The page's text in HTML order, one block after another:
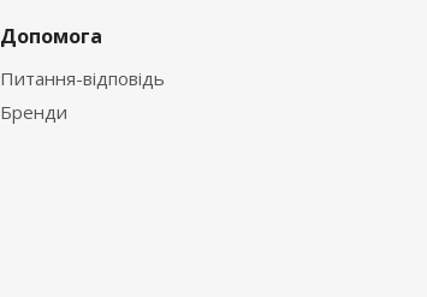
Допомога
Питання-відповідь
Бренди